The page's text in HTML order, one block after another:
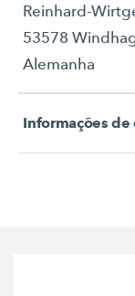
Reinhard-
53578
Alemanha
Informações de